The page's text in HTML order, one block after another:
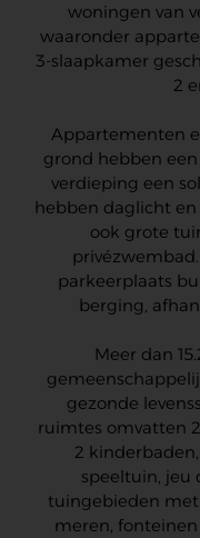
woningen van
waaronder
3-slaapkamer
2
Appartementen
grond hebben
verdieping een
hebben daglicht en
ook grote
parkeerplaats
berging,
Meer dan
gezonde
ruimtes omvatten
2
speeltuin, jeu
tuingebieden
meren,